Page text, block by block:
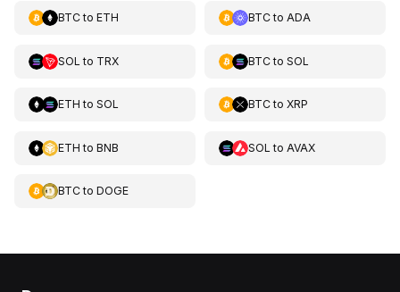
BTCto ETH BTCto ADA
SOL to TRX BTCto SOL
ETH to SOL BTCto XRP
ETH to BNB SOL to AVAX
BTCto DOGE